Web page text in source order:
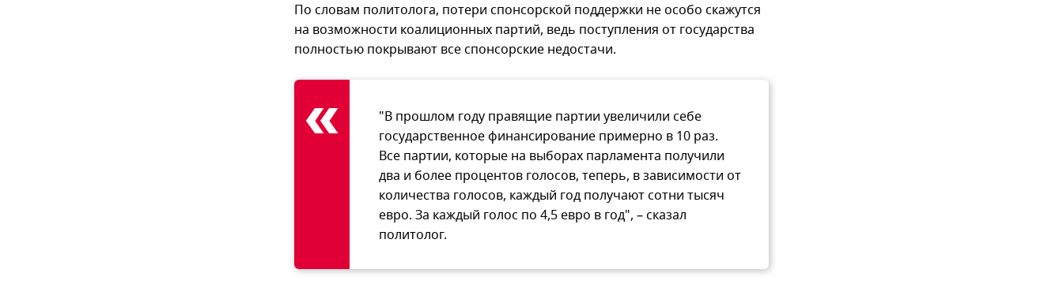
По словам политолога, потери спонсорской поддержки не особо скажутся
на возможности коалиционных партий, ведь поступления от государства
полностью покрывают все спонсорские недостачи.
"В прошлом году правящие партии увеличили себе
государственное финансирование примерно в 10 раз.
Все партии, которые на выборах парламента получили
два и более процентов голосов, теперь, в зависимости от
количества голосов, каждый год получают сотни тысяч
евро. За каждый голос по 4,5 евро в год", – сказал
политолог.